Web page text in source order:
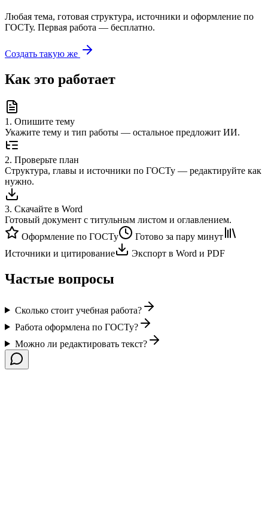
Любая тема, готовая структура, источники и оформление по
ГОСТу. Первая работа — бесплатно.
Создать такую же
Как это работает
1 . Опишите тему
Укажите тему и тип работы — остальное предложит ИИ.
2. Проверьте план
Структура, главы и источники по ГОСТу — редактируйте как
нужно.
3. Скачайте в Word
Готовый документ с титульным листом и оглавлением.
Оформление по ГОСТу
Готово за пару минут
Источники и цитирование
Экспорт в Word и PDF
Частые вопросы
Сколько стоит учебная работа?
Работа оформлена по ГОСТу?
Можно ли редактировать текст?